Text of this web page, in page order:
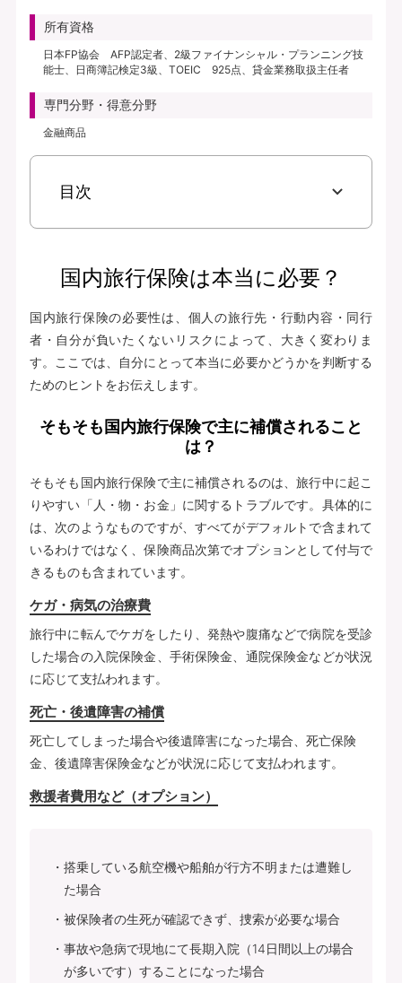
所有資格
日本FP協会 AFP認定者、2級ファイナンシャル・プランニング技
能士、日商簿記検定3級、TOEIC 925点、貸金業務取扱主任者
専門分野・得意分野
金融商品
目次
国内旅行保険は本当に必要？
国内旅行保険の必要性は、個人の旅行先・行動内容・同行
者・自分が負いたくないリスクによって、大きく変わりま
す。ここでは、自分にとって本当に必要かどうかを判断する
ためのヒントをお伝えします。
そもそも国内旅行保険で主に補償されること
は？
そもそも国内旅行保険で主に補償されるのは、旅行中に起こ
りやすい「人・物・お金」に関するトラブルです。具体的に
は、次のようなものですが、すべてがデフォルトで含まれて
いるわけではなく、保険商品次第でオプションとして付与で
きるものも含まれています。
ケガ・病気の治療費
旅行中に転んでケガをしたり、発熱や腹痛などで病院を受診
した場合の入院保険金、手術保険金、通院保険金などが状況
に応じて支払われます。
死亡・後遺障害の補償
死亡してしまった場合や後遺障害になった場合、死亡保険
金、後遺障害保険金などが状況に応じて支払われます。
救援者費用など（オプション）
搭乗している航空機や船舶が行方不明または遭難し
た場合
被保険者の生死が確認できず、捜索が必要な場合
事故や急病で現地にて長期入院（14日間以上の場合
が多いです）することになった場合